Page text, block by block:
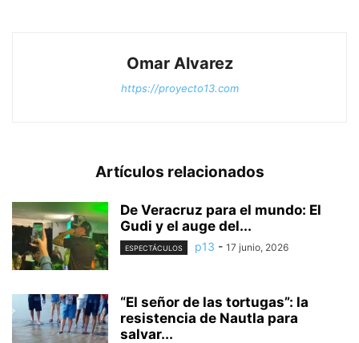
Omar Alvarez
https://proyecto13.com
Artículos relacionados
De Veracruz para el mundo: El
Gudi y el auge del...
ESPECTÁCULOS p13 - 17 junio, 2026
“El señor de las tortugas”: la
resistencia de Nautla para
salvar...